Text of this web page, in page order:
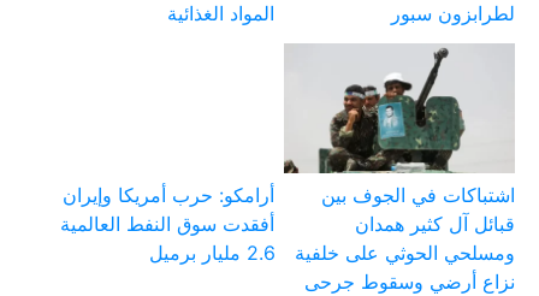
لطرابزون سبور
المواد الغذائية
اشتباكات في الجوف بين
قبائل آل كثير همدان
ومسلحي الحوثي على خلفية
نزاع أرضي وسقوط جرحى
أرامكو: حرب أمريكا وإيران
أفقدت سوق النفط العالمية
2.6 مليار برميل